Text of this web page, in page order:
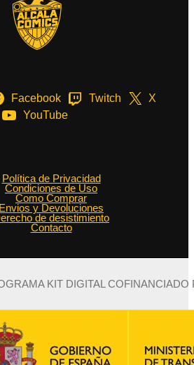
Facebook Twitch
X
YouTube
Política de Privacidad
Condiciones de Uso
Como Comprar
Envios y Devoluciones
de desistimiento
Contacto
KIT DIGITAL